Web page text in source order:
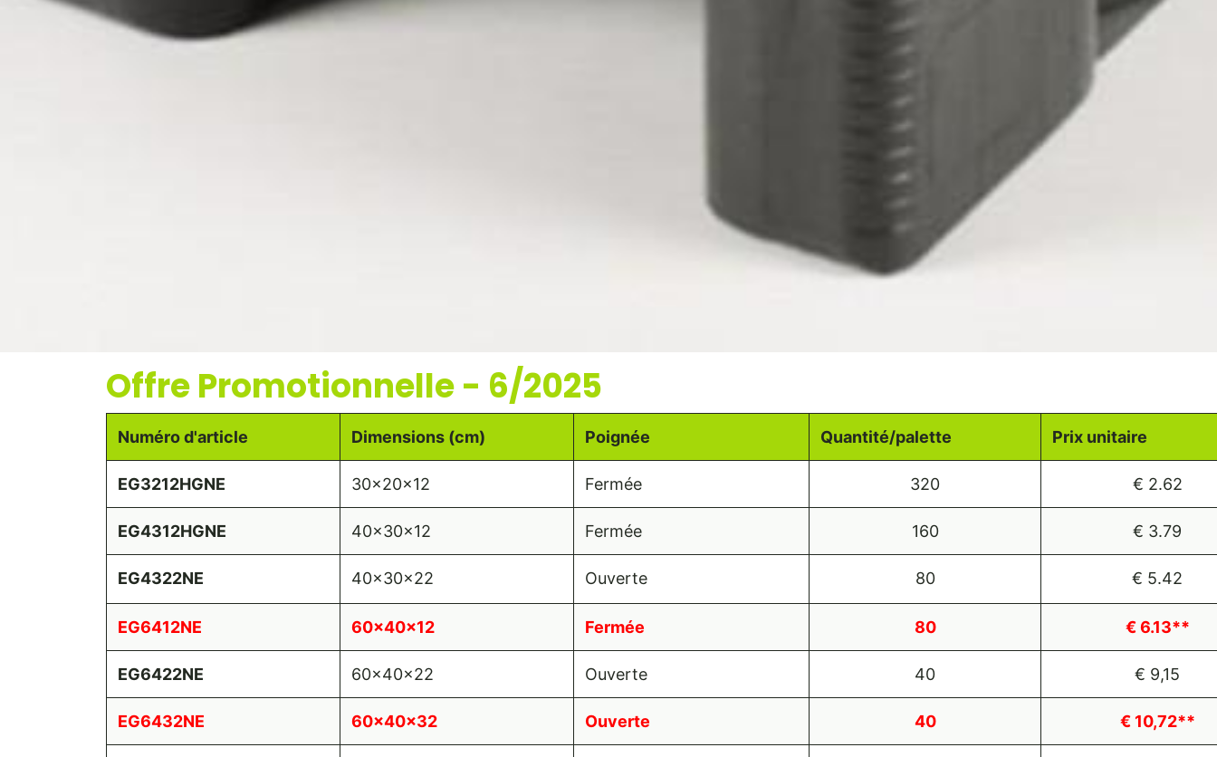
Offre Promotionnelle - 6/2025
Numéro d'article ​ Dimensions (cm) Poignée Quantité/palette Prix unitaire
EG3212HGNE 30x20x12 Fermée 320 € 2.62
EG4312HGNE 40x30x12 Fermée 160 € 3.79
EG4322NE 40x30x22 Ouverte 80 € 5.42
EG6412NE 60x40x12 Fermée 80 € 6.13**
EG6422NE 60x40x22 Ouverte 40 € 9,15
EG6432NE 60x40x32 Ouverte 40 € 10,72**